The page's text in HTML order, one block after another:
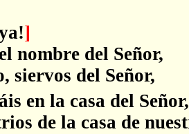
]
nombre del Señor,
siervos del Señor,
en la casa del Señor,
de la casa de